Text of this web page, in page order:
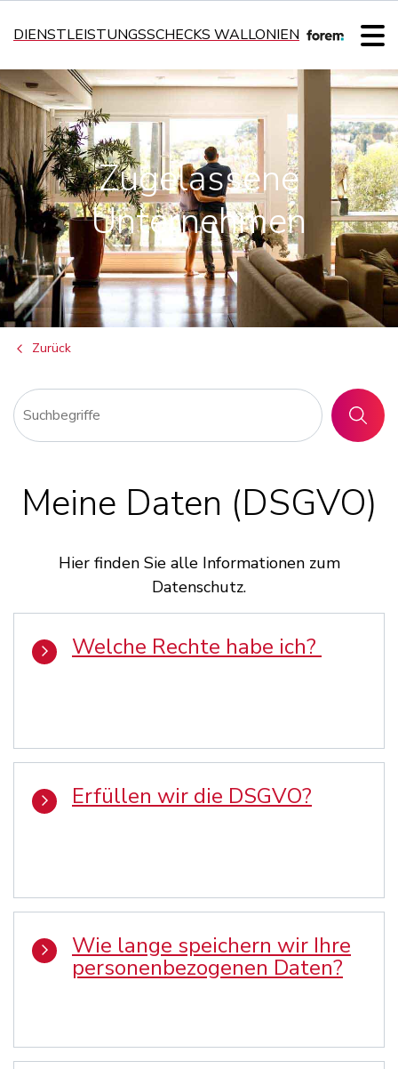
DIENSTLEISTUNGSSCHECKS WALLONIEN
Zugelassene
Unternehmen
Zurück
SUCHEN
Meine Daten (DSGVO)
Hier finden Sie alle Informationen zum
Datenschutz.
Welche Rechte habe ich?
Erfüllen wir die DSGVO?
Wie lange speichern wir Ihre
personenbezogenen Daten?